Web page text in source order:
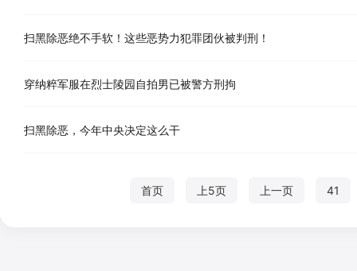
扫黑除恶绝不手软！这些恶势力犯罪团伙被判刑！
穿纳粹军服在烈士陵园自拍男已被警方刑拘
扫黑除恶，今年中央决定这么干
首页 上5页 上一页 41